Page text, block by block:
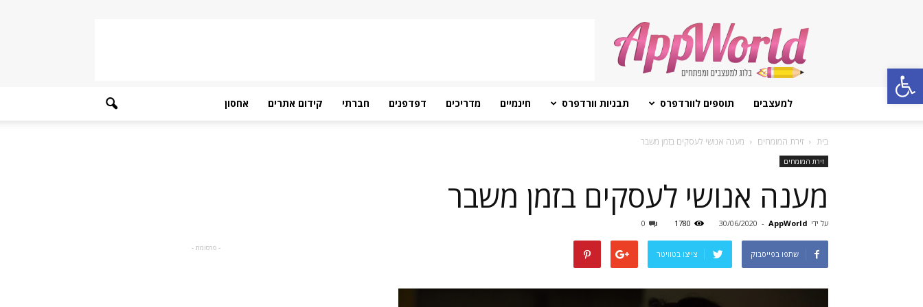
Open toolbar
AppWorld
למעצבים תוספים לוורדפרס תבניות וורדפרס חינמיים מדריכים דפדפנים חברתי קידום אתרים אחסון
בית זירת המומחים מענה אנושי לעסקים בזמן משבר
זירת המומחים
מענה אנושי לעסקים בזמן משבר
על ידי AppWorld
-
30/06/2020
1780
0
שתפו בפייסבוק צייצו בטוויטר
- פרסומת -